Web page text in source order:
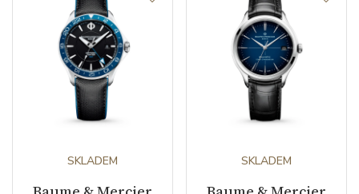
SKLADEM SKLADEM